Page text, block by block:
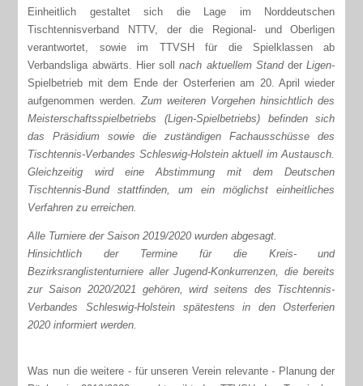
Einheitlich gestaltet sich die Lage im Norddeutschen
Tischtennisverband NTTV, der die Regional- und Oberligen
verantwortet, sowie im TTVSH für die Spielklassen ab
Verbandsliga abwärts. Hier sollnach aktuellem StandderLigen-
Spielbetrieb mit dem Ende der Osterferien am 20. April wieder
aufgenommen werden. Zum weiteren Vorgehen hinsichtlich des
Meisterschaftsspielbetriebs (Ligen-Spielbetriebs) befinden sich
das Präsidium sowie die zuständigen Fachausschüsse des
Tischtennis-Verbandes Schleswig-Holstein aktuell im Austausch.
Gleichzeitig wird eine Abstimmung mit dem Deutschen
Tischtennis-Bund stattfinden, um ein möglichst einheitliches
Verfahren zu erreichen.
Alle Turniere der Saison 2019/2020 wurden abgesagt.
Hinsichtlich der Termine für die Kreis- und
Bezirksranglistenturniere aller Jugend-Konkurrenzen, die bereits
zur Saison 2020/2021 gehören, wird seitens des Tischtennis-
Verbandes Schleswig-Holstein spätestens in den Osterferien
2020 informiert werden.
Was nun die weitere - für unseren Verein relevante - Planung der